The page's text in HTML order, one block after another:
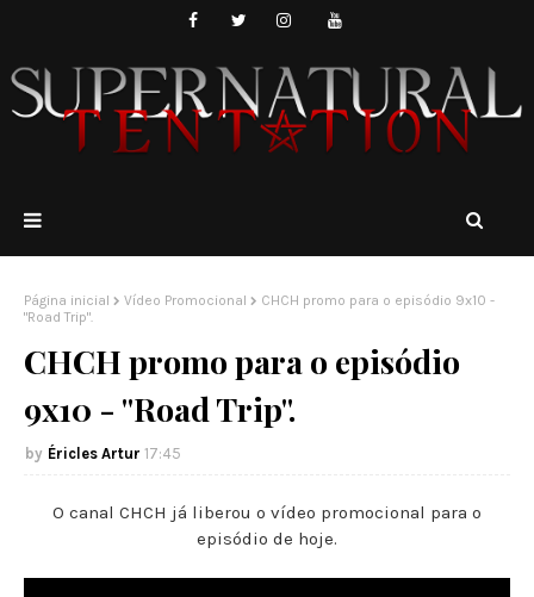
Página inicial Vídeo Promocional
CHCH promo para o episódio 9x10 -
"Road Trip".
CHCH promo para o episódio
9x10 - "Road Trip".
Éricles Artur 17:45
O canal CHCH já liberou o vídeo promocional para o
episódio de hoje.